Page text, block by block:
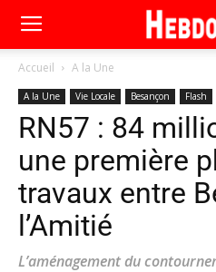
Accueil A la Une
A la Une Vie Locale Besançon Flash
RN57 : 84
une première
travaux entre
l’Amitié
L’aménagement du